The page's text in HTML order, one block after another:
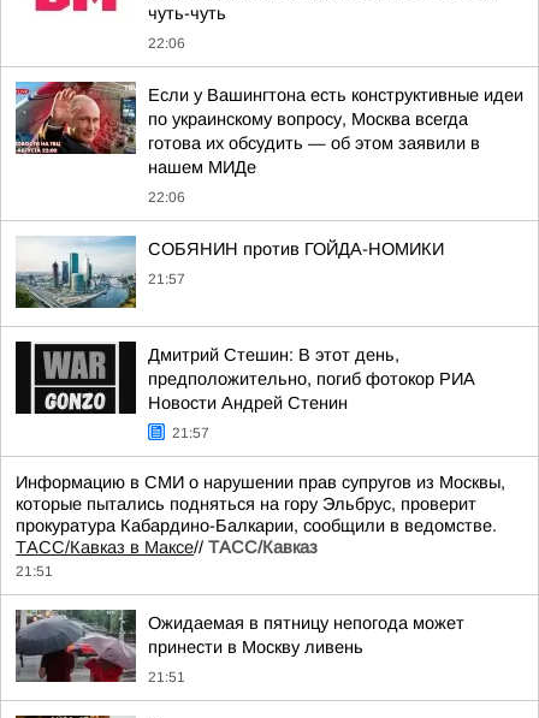
чуть-чуть
22:06
Если у Вашингтона есть конструктивные идеи
по украинскому вопросу, Москва всегда
готова их обсудить — об этом заявили в
нашем МИДе
22:06
СОБЯНИН против ГОЙДА-НОМИКИ
21:57
Дмитрий Стешин: В этот день,
предположительно, погиб фотокор РИА
Новости Андрей Стенин
21:57
Информацию в СМИ о нарушении прав супругов из Москвы,
которые пытались подняться на гору Эльбрус, проверит
прокуратура Кабардино-Балкарии, сообщили в ведомстве.
ТАСС/Кавказ в Максе// ТАСС/Кавказ
21:51
Ожидаемая в пятницу непогода может
принести в Москву ливень
21:51